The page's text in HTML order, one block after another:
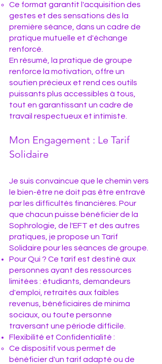
Ce format garantit l'acquisition des
gestes et des sensations dès la
première séance, dans un cadre de
pratique mutuelle et d'échange
renforcé.
En résumé, la pratique de groupe
renforce la motivation, offre un
soutien précieux et rend ces outils
puissants plus accessibles à tous,
tout en garantissant un cadre de
travail respectueux et intimiste.
Mon Engagement : Le Tarif
Solidaire
Je suis convaincue que le chemin vers
le bien-être ne doit pas être entravé
par les difficultés financières. Pour
que chacun puisse bénéficier de la
Sophrologie, de l'EFT et des autres
pratiques, je propose un Tarif
Solidaire pour les séances de groupe.
Pour Qui ? Ce tarif est destiné aux
personnes ayant des ressources
limitées : étudiants, demandeurs
d'emploi, retraités aux faibles
revenus, bénéficiaires de minima
sociaux, ou toute personne
traversant une période difficile.
Flexibilité et Confidentialité :
Ce dispositif vous permet de
bénéficier d'un tarif adapté ou de